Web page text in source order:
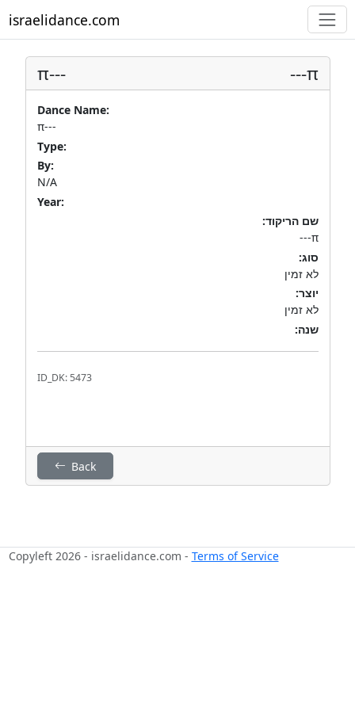
israelidance.com
π--- π---
Dance Name:
π---
Type:
By:
N/A
Year:
שם הריקוד:
π---
סוג:
לא זמין
יוצר:
לא זמין
שנה:
ID_DK: 5473
Back
Copyleft 2026 - israelidance.com - Terms of Service